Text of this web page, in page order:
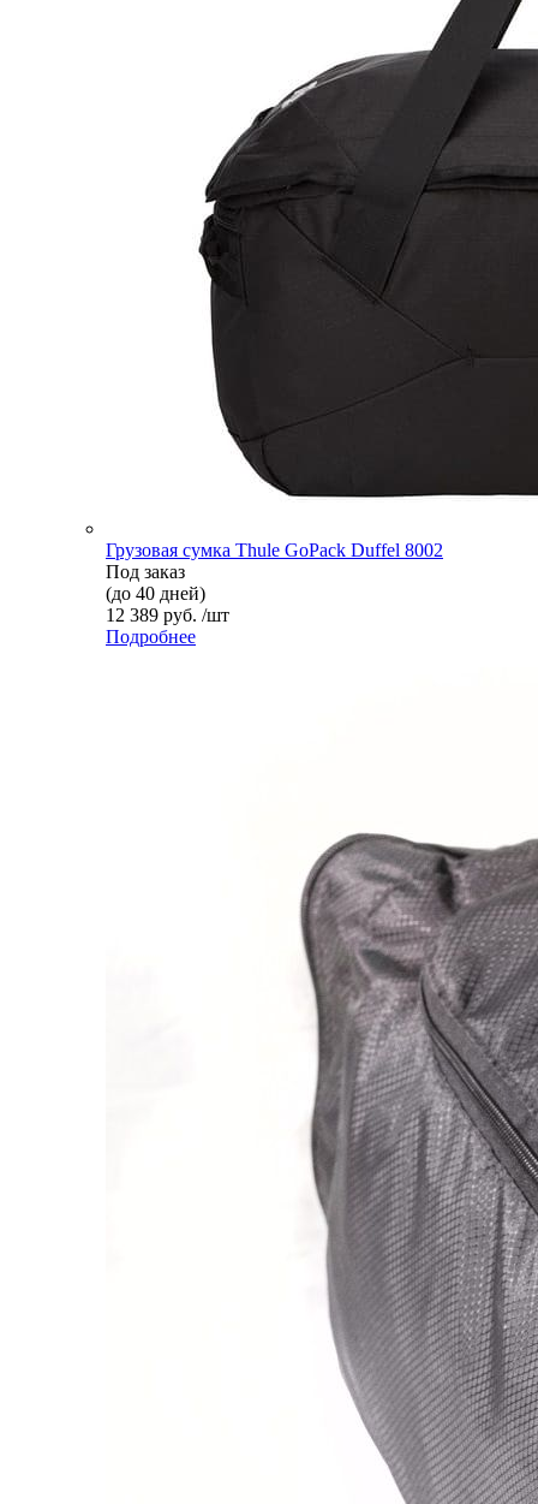
Грузовая сумка Thule GoPack Duffel 8002
Под заказ
(до 40 дней)
12 389 руб. /шт
Подробнее